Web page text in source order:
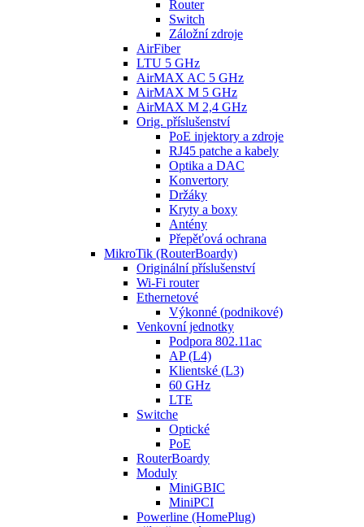
Router
Switch
Záložní zdroje
AirFiber
LTU 5 GHz
AirMAX AC 5 GHz
AirMAX M 5 GHz
AirMAX M 2,4 GHz
Orig. příslušenství
PoE injektory a zdroje
RJ45 patche a kabely
Optika a DAC
Konvertory
Držáky
Kryty a boxy
Antény
Přepěťová ochrana
MikroTik (RouterBoardy)
Originální příslušenství
Wi-Fi router
Ethernetové
Výkonné (podnikové)
Venkovní jednotky
Podpora 802.11ac
AP (L4)
Klientské (L3)
60 GHz
LTE
Switche
Optické
PoE
RouterBoardy
Moduly
MiniGBIC
MiniPCI
Powerline (HomePlug)